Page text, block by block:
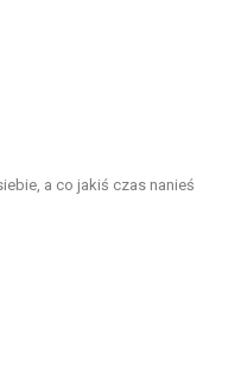
a co jakiś czas nanieś